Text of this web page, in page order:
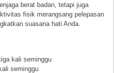
berat badan, tetapi juga
fisik merangsang pelepasan
suasana hati Anda.
kali seminggu
seminggu